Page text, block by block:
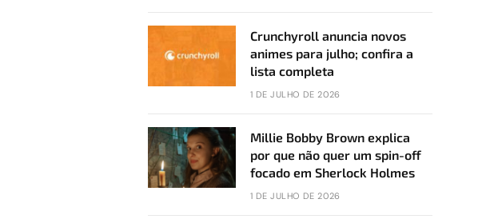
Crunchyroll anuncia novos
animes para julho; confira a
lista completa
1 DE JULHO DE 2026
Millie Bobby Brown explica
por que não quer um spin-off
focado em Sherlock Holmes
1 DE JULHO DE 2026